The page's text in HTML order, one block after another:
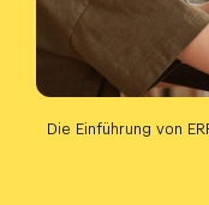
Die Einführung von